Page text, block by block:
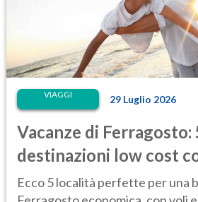
VIAGGI 29 Luglio 2026
Vacanze di Ferragosto:
destinazioni low cost
hotel sotto i 500 euro
Ecco 5 località perfette per una